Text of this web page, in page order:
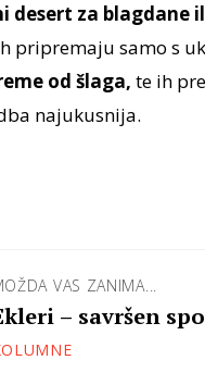
desert za blagdane
pripremaju samo s
od šlaga, te ih
najukusnija.
VAS ZANIMA...
– savršen